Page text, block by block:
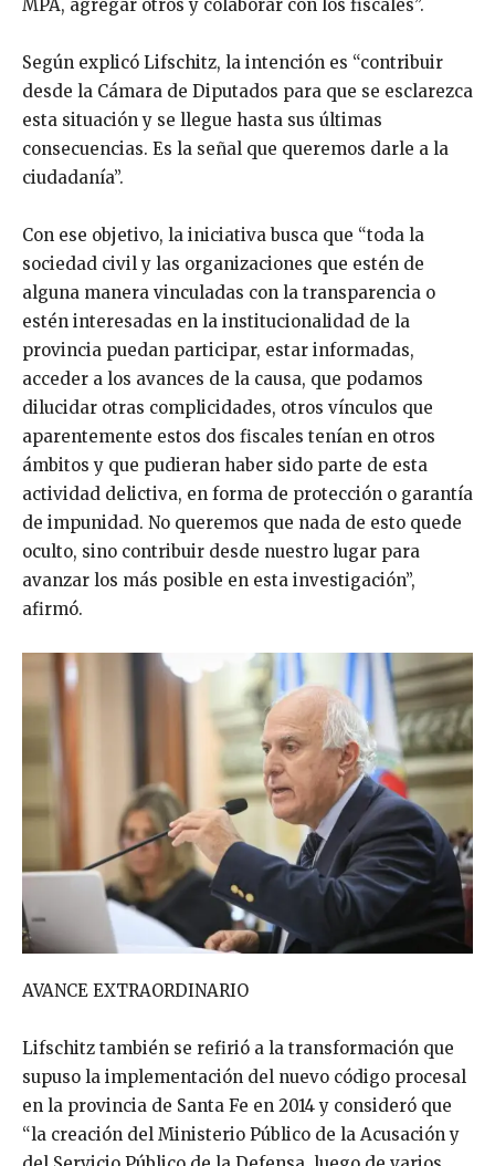
MPA, agregar otros y colaborar con los fiscales”.
Según explicó Lifschitz, la intención es “contribuir
desde la Cámara de Diputados para que se esclarezca
esta situación y se llegue hasta sus últimas
consecuencias. Es la señal que queremos darle a la
ciudadanía”.
Con ese objetivo, la iniciativa busca que “toda la
sociedad civil y las organizaciones que estén de
alguna manera vinculadas con la transparencia o
estén interesadas en la institucionalidad de la
provincia puedan participar, estar informadas,
acceder a los avances de la causa, que podamos
dilucidar otras complicidades, otros vínculos que
aparentemente estos dos fiscales tenían en otros
ámbitos y que pudieran haber sido parte de esta
actividad delictiva, en forma de protección o garantía
de impunidad. No queremos que nada de esto quede
oculto, sino contribuir desde nuestro lugar para
avanzar los más posible en esta investigación”,
afirmó.
AVANCE EXTRAORDINARIO
Lifschitz también se refirió a la transformación que
supuso la implementación del nuevo código procesal
en la provincia de Santa Fe en 2014 y consideró que
“la creación del Ministerio Público de la Acusación y